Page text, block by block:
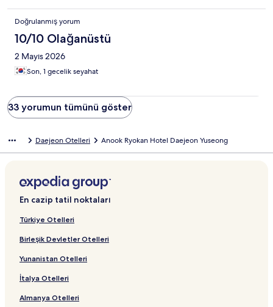
Doğrulanmış yorum
10/10 Olağanüstü
2 Mayıs 2026
Son, 1 gecelik seyahat
33 yorumun tümünü göster
Daejeon Otelleri Anook Ryokan Hotel Daejeon Yuseong
En cazip tatil noktaları
Türkiye Otelleri
Birleşik Devletler Otelleri
Yunanistan Otelleri
İtalya Otelleri
Almanya Otelleri